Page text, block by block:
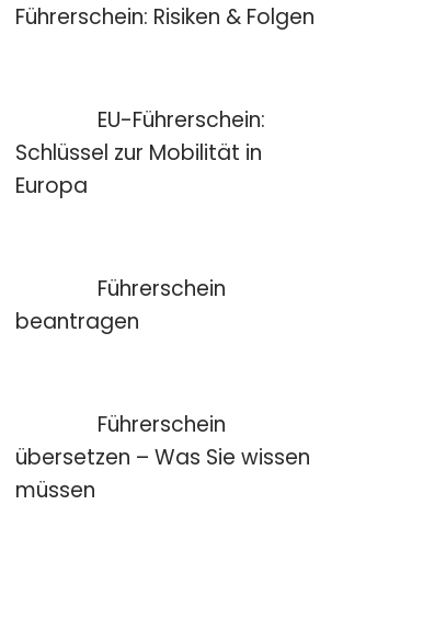
Führerschein: Risiken & Folgen
EU-Führerschein:
Schlüssel zur Mobilität in
Europa
Führerschein
beantragen
Führerschein
übersetzen – Was Sie wissen
müssen